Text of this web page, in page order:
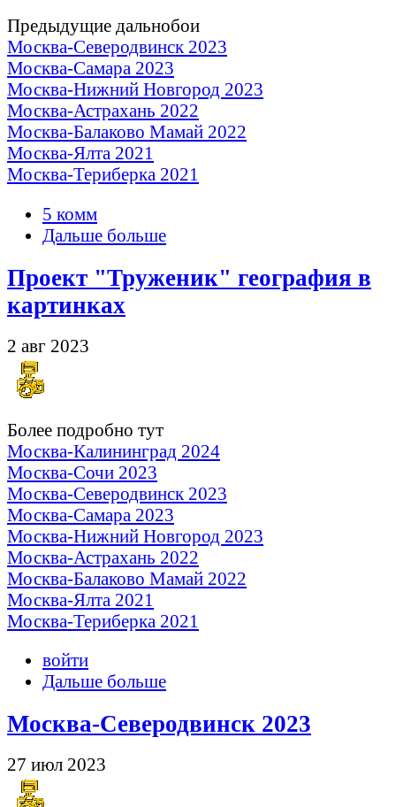
Предыдущие дальнобои
Москва-Северодвинск 2023
Москва-Самара 2023
Москва-Нижний Новгород 2023
Москва-Астрахань 2022
Москва-Балаково Мамай 2022
Москва-Ялта 2021
Москва-Териберка 2021
5 комм
Дальше больше
Проект "Труженик" география в
картинках
2 авг 2023
Более подробно тут
Москва-Калининград 2024
Москва-Сочи 2023
Москва-Северодвинск 2023
Москва-Самара 2023
Москва-Нижний Новгород 2023
Москва-Астрахань 2022
Москва-Балаково Мамай 2022
Москва-Ялта 2021
Москва-Териберка 2021
войти
Дальше больше
Москва-Северодвинск 2023
27 июл 2023